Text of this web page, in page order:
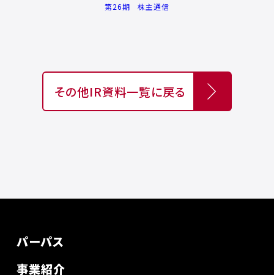
第26期 株主通信
その他IR資料一覧に戻る
パーパス
事業紹介